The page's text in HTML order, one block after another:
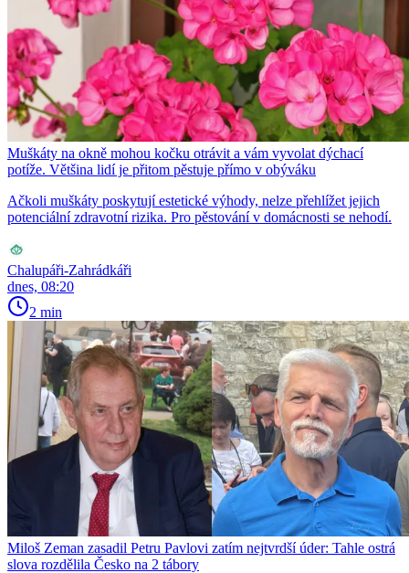
Muškáty na okně mohou kočku otrávit a vám vyvolat dýchací
potíže. Většina lidí je přitom pěstuje přímo v obýváku
Ačkoli muškáty poskytují estetické výhody, nelze přehlížet jejich
potenciální zdravotní rizika. Pro pěstování v domácnosti se nehodí.
Chalupáři-Zahrádkáři
dnes, 08:20
2 min
Miloš Zeman zasadil Petru Pavlovi zatím nejtvrdší úder: Tahle ostrá
slova rozdělila Česko na 2 tábory